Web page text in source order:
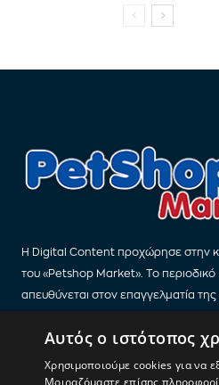
Η Digital Content προχώρησε στην
του «Petshop Market». Το περιοδικό
απευθύνεται στον επαγγελματία
Αυτός ο ιστότοπος
Χρησιμοποιούμε cookies για να
Μοιραζόμαστε επίσης